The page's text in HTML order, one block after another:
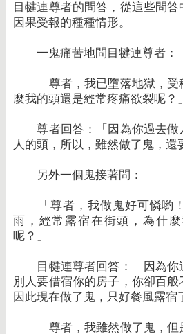
目犍連尊者的問答，從這些問
因果受報的種種情形。
一鬼痛苦地問目犍連尊者：
「尊者，我已墮落地獄，受
麼我的頭還是經常疼痛欲裂呢？」
尊者回答：「因為你過去做
人的頭，所以，雖然做了鬼，還
另外一個鬼接著問：
「尊者，我做鬼好可憐喲
雨，經常露宿在街頭，為什
呢？」
目犍連尊者回答：「因為你
別人要借宿你的房子，你卻百般
因此現在做了鬼，只好餐風露宿
「尊者，我雖然做了鬼，但